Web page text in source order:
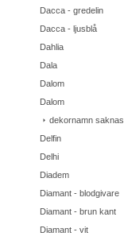
Dacca - gredelin
Dacca - ljusblå
Dahlia
Dala
Dalom
Dalom
dekornamn saknas
Delfin
Delhi
Diadem
Diamant - blodgivare
Diamant - brun kant
Diamant - vit